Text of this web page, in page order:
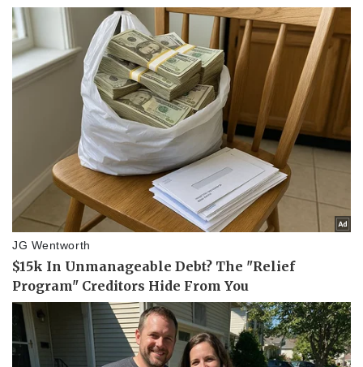
Pháp luật
Vụ án
Tin nóng
Tư vấn luật
Quân sự - Quốc phòng
Vũ khí
Việt Nam
Phân tích